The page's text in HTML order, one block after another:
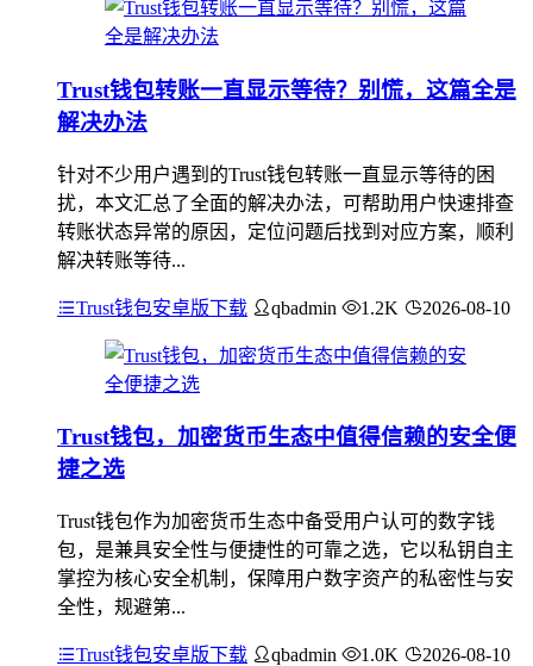
Trust钱包转账一直显示等待？别慌，这篇全是
解决办法
针对不少用户遇到的Trust钱包转账一直显示等待的困
扰，本文汇总了全面的解决办法，可帮助用户快速排查
转账状态异常的原因，定位问题后找到对应方案，顺利
解决转账等待...
Trust钱包安卓版下载 qbadmin 1.2K 2026-08-10
Trust钱包，加密货币生态中值得信赖的安全便
捷之选
Trust钱包作为加密货币生态中备受用户认可的数字钱
包，是兼具安全性与便捷性的可靠之选，它以私钥自主
掌控为核心安全机制，保障用户数字资产的私密性与安
全性，规避第...
Trust钱包安卓版下载 qbadmin 1.0K 2026-08-10